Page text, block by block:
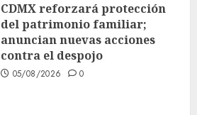
CDMX reforzará protección
del patrimonio familiar;
anuncian nuevas acciones
contra el despojo
05/08/2026 0